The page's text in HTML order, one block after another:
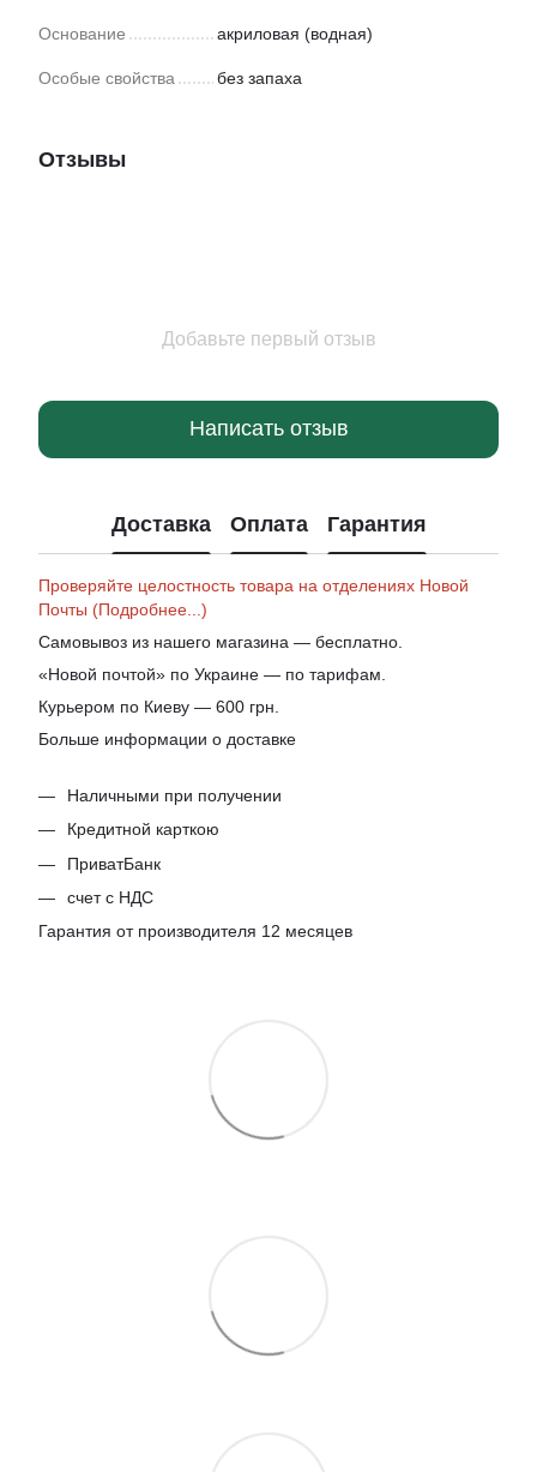
Основание акриловая (водная)
Особые свойства без запаха
Отзывы
Добавьте первый отзыв
Написать отзыв
Доставка Оплата Гарантия
Проверяйте целостность товара на отделениях Новой
Почты (Подробнее...)
Самовывоз из нашего магазина — бесплатно.
«Новой почтой» по Украине — по тарифам.
Курьером по Киеву — 600 грн.
Больше информации о доставке
Наличными при получении
Кредитной карткою
ПриватБанк
счет с НДС
Гарантия от производителя 12 месяцев